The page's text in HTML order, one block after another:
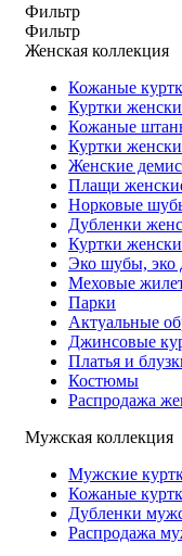
Фильтр
Фильтр
Женская коллекция
Кожаные
Куртки
Кожаные
Куртки
Женские
Плащи
Норковые
Дубленки
Куртки
Эко шубы, эко
Меховые
Парки
Актуальные
Джинсовые
Платья и
Костюмы
Распродажа
Мужская коллекция
Мужские
Кожаные
Дубленки
Распродажа